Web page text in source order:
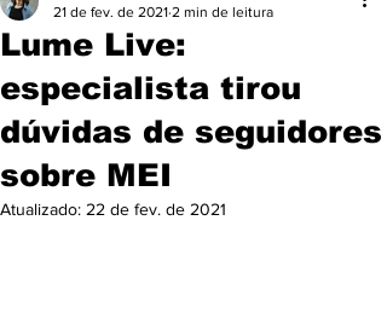
Lume Live:
especialista tirou
dúvidas de seguidores
sobre MEI
21 de fev. de 2021 2 min de leitura
Atualizado: 22 de fev. de 2021